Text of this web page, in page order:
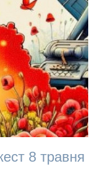
8 травня